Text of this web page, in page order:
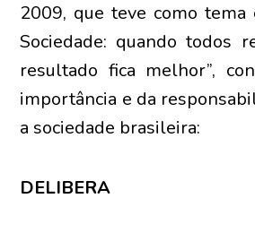
2009, que teve como tema
Sociedade: quando todos
resultado fica melhor”,
importância e da
a sociedade brasileira:
DELIBERA